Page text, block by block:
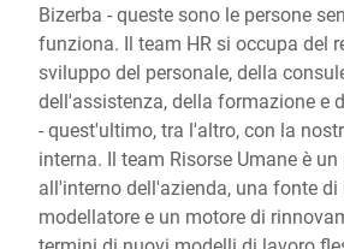
Bizerba - queste sono le persone
funziona. Il team HR si occupa del
sviluppo del personale, della
dell'assistenza, della formazione e
- quest'ultimo, tra l'altro, con la
interna. Il team Risorse Umane è
all'interno dell'azienda, una fonte di
modellatore e un motore di